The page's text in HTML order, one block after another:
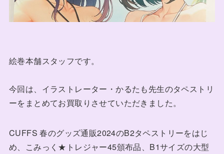
絵巻本舗スタッフです。
今回は、イラストレーター・かるたも先生のタペストリ
ーをまとめてお買取りさせていただきました。
CUFFS 春のグッズ通販2024のB2タペストリーをはじ
め、こみっく★トレジャー45頒布品、B1サイズの大型